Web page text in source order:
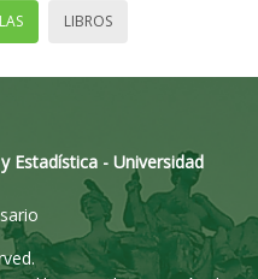
LIBROS
Estadística - Universidad